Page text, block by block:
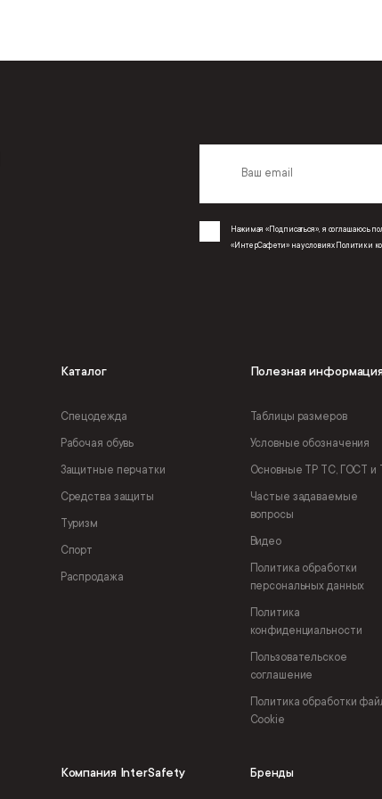
Нажимая «Подписаться», я соглашаюсь
«ИнтерСафети» на условиях Политики
Каталог
Спецодежда
Рабочая обувь
Защитные перчатки
Средства защиты
Туризм
Спорт
Распродажа
Полезная
Таблицы размеров
Условные обозначения
Основные ТР ТС, ГОСТ и
Частые задаваемые
вопросы
Видео
Политика обработки
персональных данных
Политика
конфиденциальности
Пользовательское
соглашение
Политика обработки
Cookie
Компания InterSafety Бренды